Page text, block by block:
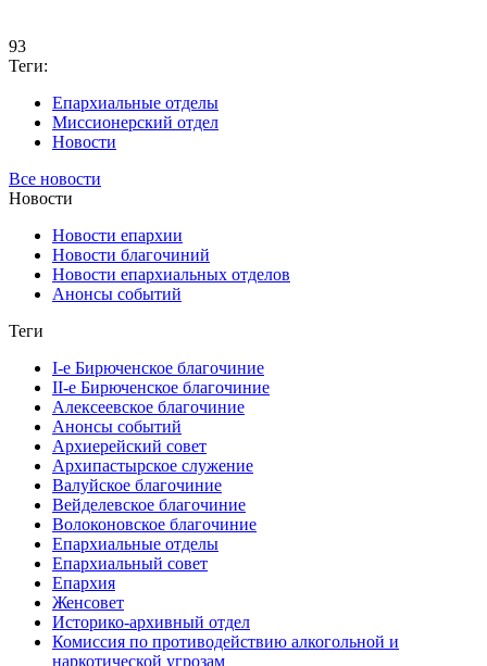
93
Теги:
Епархиальные отделы
Миссионерский отдел
Новости
Все новости
Новости
Новости епархии
Новости благочиний
Новости епархиальных отделов
Анонсы событий
Теги
I-е Бирюченское благочиние
II-е Бирюченское благочиние
Алексеевское благочиние
Анонсы событий
Архиерейский совет
Архипастырское служение
Валуйское благочиние
Вейделевское благочиние
Волоконовское благочиние
Епархиальные отделы
Епархиальный совет
Епархия
Женсовет
Историко-архивный отдел
Комиссия по противодействию алкогольной и
наркотической угрозам